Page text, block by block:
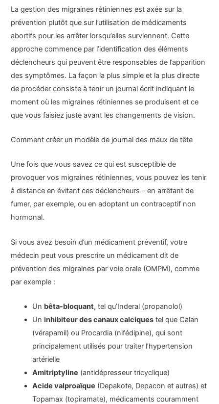
La gestion des migraines rétiniennes est axée sur la
prévention plutôt que sur l’utilisation de médicaments
abortifs pour les arrêter lorsqu’elles surviennent. Cette
approche commence par l’identification des éléments
déclencheurs qui peuvent être responsables de l’apparition
des symptômes. La façon la plus simple et la plus directe
de procéder consiste à tenir un journal écrit indiquant le
moment où les migraines rétiniennes se produisent et ce
que vous faisiez juste avant les changements de vision.
Comment créer un modèle de journal des maux de tête
Une fois que vous savez ce qui est susceptible de
provoquer vos migraines rétiniennes, vous pouvez les tenir
à distance en évitant ces déclencheurs – en arrêtant de
fumer, par exemple, ou en adoptant un contraceptif non
hormonal.
Si vous avez besoin d’un médicament préventif, votre
médecin peut vous prescrire un médicament dit de
prévention des migraines par voie orale (OMPM), comme
par exemple :
Un bêta-bloquant, tel qu’Inderal (propanolol)
Uninhibiteur des canaux calciques tel que Calan
(vérapamil) ou Procardia (nifédipine), qui sont
principalement utilisés pour traiter l’hypertension
artérielle
Amitriptyline (antidépresseur tricyclique)
Acide valproaïque (Depakote, Depacon et autres) et
Topamax (topiramate), médicaments couramment